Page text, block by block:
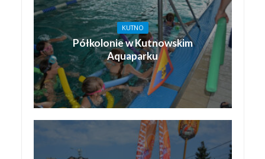
KUTNO
Półkolonie w Kutnowskim
Aquaparku